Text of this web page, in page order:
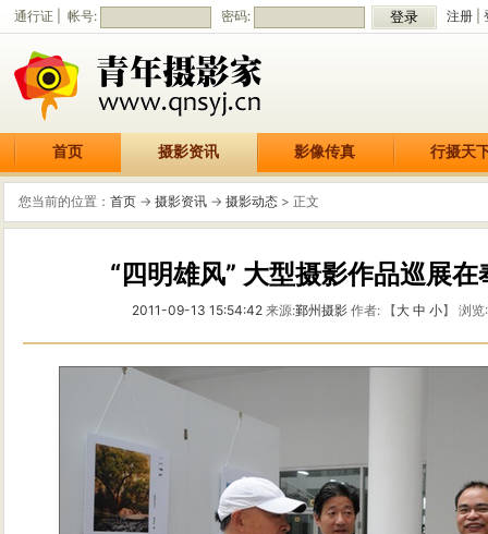
通行证 | 帐号: 密码: 注册
首页 摄影资讯 影像传真 行摄天
您当前的位置： 首页 -> 摄影资讯 -> 摄影动态 > 正文
“四明雄风” 大型摄影作品巡展
2011-09-13 15:54:42 来源:鄞州摄影 作者: 【大 中 小】 浏览: